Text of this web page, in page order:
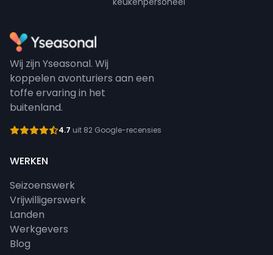
Wij zijn Yseasonal. Wij
koppelen avonturiers aan een
toffe ervaring in het
buitenland.
4.7 uit 82 Google-recensies
WERKEN
Seizoenswerk
Vrijwilligerswerk
Landen
Werkgevers
Blog